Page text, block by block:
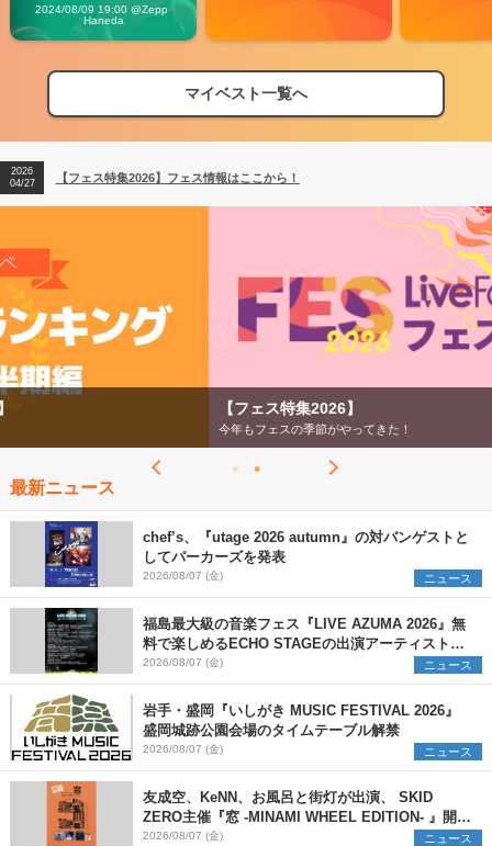
Vibes
2024/08/09 19:00 @Zepp
Haneda
マイベスト一覧へ
【フェス特集2026】フェス情報はここから！
【ライブ動員ランキング】2026年上半期編発表！
2026
04/27
【フェス特集2026】フェス情報はここから！
2026
最新ニュース
chef’s、『utage 2026 autumn』の対バンゲストと
してパーカーズを発表
2026/08/07 (金) ニュース
福島最大級の音楽フェス『LIVE AZUMA 2026』無
料で楽しめるECHO STAGEの出演アーティストを
発表
2026/08/07 (金) ニュース
岩手・盛岡『いしがき MUSIC FESTIVAL 2026』
盛岡城跡公園会場のタイムテーブル解禁
2026/08/07 (金) ニュース
友成空、KeNN、お風呂と街灯が出演、 SKID
ZERO主催『窓 -MINAMI WHEEL EDITION- 』開催
決定
2026/08/07 (金) ニュース